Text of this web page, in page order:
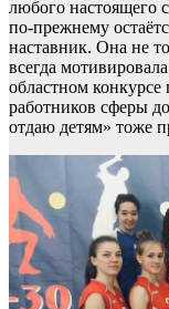
любого настоящего
по-прежнему
наставник. Она не
всегда
областном конкурсе
работников сферы
отдаю детям» тоже